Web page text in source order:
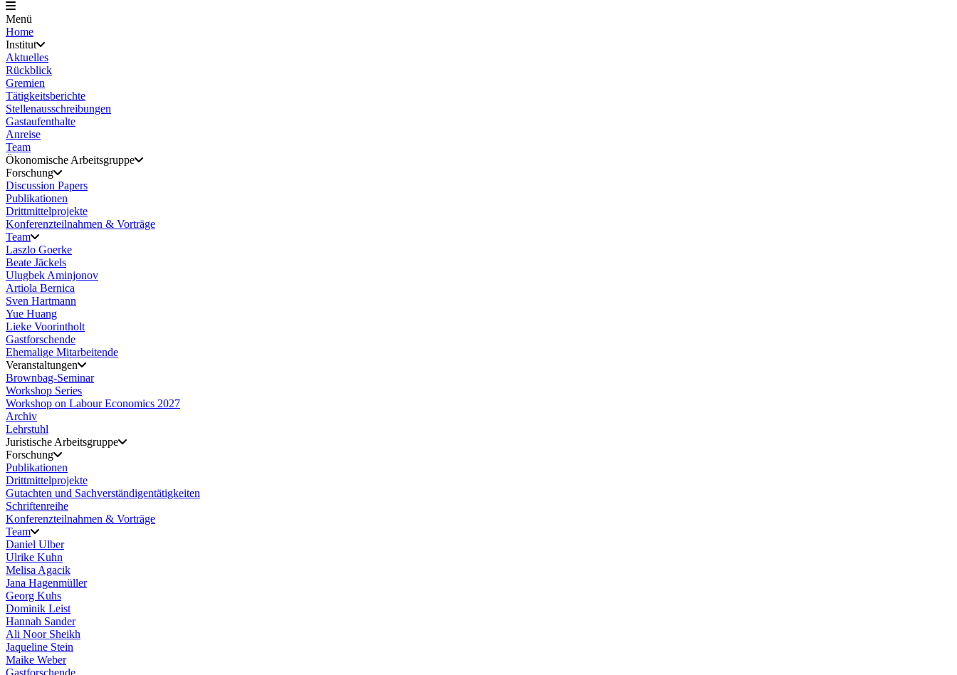
Menü
Home
Institut
Aktuelles
Rückblick
Gremien
Tätigkeitsberichte
Stellenausschreibungen
Gastaufenthalte
Anreise
Team
Ökonomische Arbeitsgruppe
Forschung
Discussion Papers
Publikationen
Drittmittelprojekte
Konferenzteilnahmen & Vorträge
Team
Laszlo Goerke
Beate Jäckels
Ulugbek Aminjonov
Artiola Bernica
Sven Hartmann
Yue Huang
Lieke Voorintholt
Gastforschende
Ehemalige Mitarbeitende
Veranstaltungen
Brownbag-Seminar
Workshop Series
Workshop on Labour Economics 2027
Archiv
Lehrstuhl
Juristische Arbeitsgruppe
Forschung
Publikationen
Drittmittelprojekte
Gutachten und Sachverständigentätigkeiten
Schriftenreihe
Konferenzteilnahmen & Vorträge
Team
Daniel Ulber
Ulrike Kuhn
Melisa Agacik
Jana Hagenmüller
Georg Kuhs
Dominik Leist
Hannah Sander
Ali Noor Sheikh
Jaqueline Stein
Maike Weber
Gastforschende